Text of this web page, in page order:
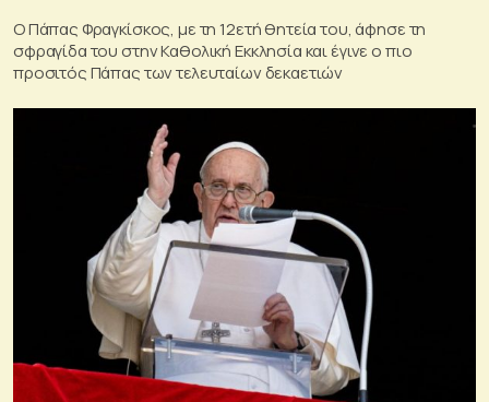
Ο Πάπας Φραγκίσκος, με τη 12ετή θητεία του, άφησε τη
σφραγίδα του στην Καθολική Εκκλησία και έγινε ο πιο
προσιτός Πάπας των τελευταίων δεκαετιών